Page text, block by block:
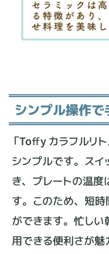
シンプル操作で
「Toffy カラフルリ
シンプルです。ス
き、プレートの温
す。このため、短
ができます。忙し
用できる便利さが魅